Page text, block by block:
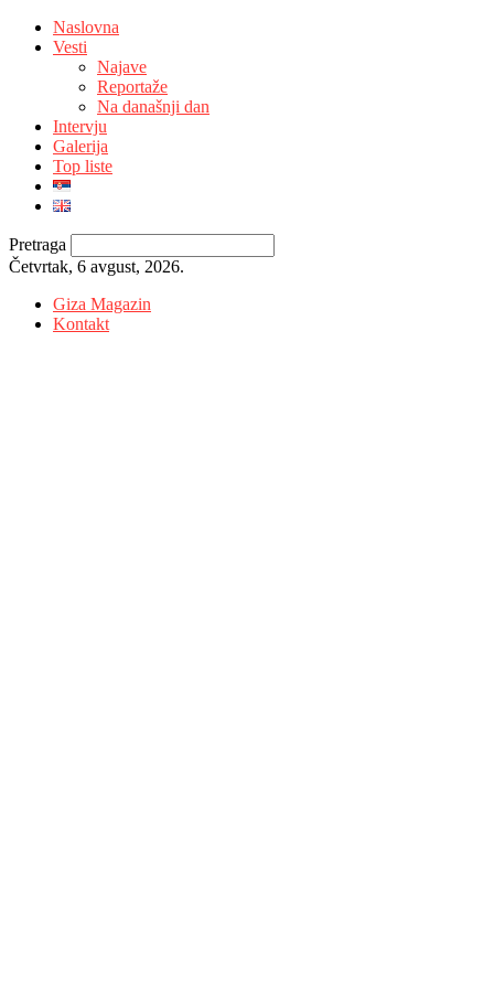
Naslovna
Vesti
Najave
Reportaže
Na današnji dan
Intervju
Galerija
Top liste
Pretraga
Četvrtak, 6 avgust, 2026.
Giza Magazin
Kontakt